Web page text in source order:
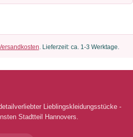
. Lieferzeit: ca. 1-3 Werktage.
Lieblingskleidungsstücke -
Stadtteil Hannovers.